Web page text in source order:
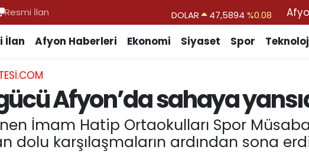
Resmi İlan DOLAR 47,5894 %0.08
BİST100
13.703%11
BITCOIN
64.927,78 %1.32
İlan Afyon Haberleri Ekonomi Siyaset Spor
Afyon’da sahaya
İmam Hatip Ortaokulları Spor
dolu karşılaşmaların ardından sona